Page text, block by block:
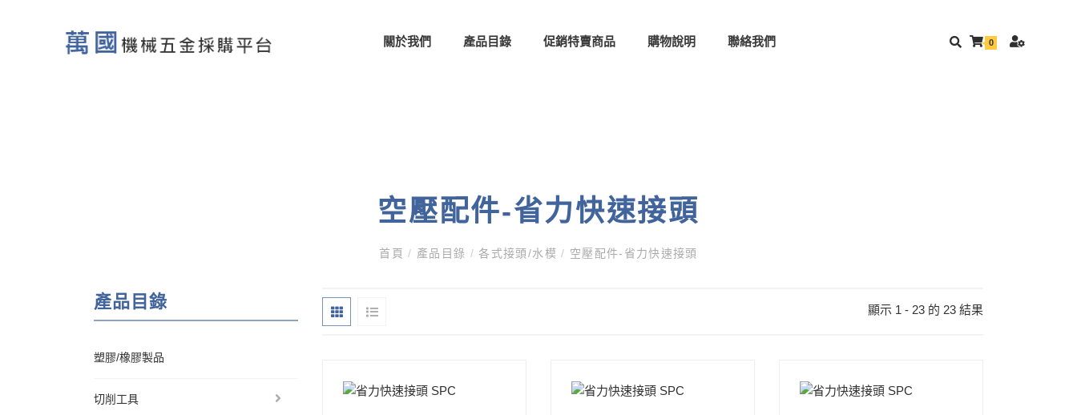
關於我們 產品目錄 促銷特賣商品 購物說明 聯絡我們 0
空壓配件-省力快速接頭
首頁/ 產品目錄 / 各式接頭/水模/ 空壓配件-省力快速接頭
產品目錄
塑膠/橡膠製品
切削工具
顯示 1 - 23 的 23 結果